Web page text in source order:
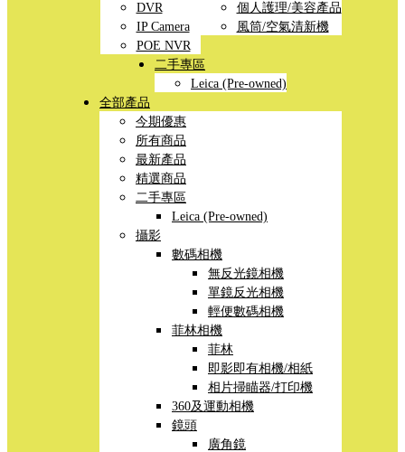
DVR
IP Camera
POE NVR
個人護理/美容產品
風筒/空氣清新機
二手專區
Leica (Pre-owned)
全部產品
今期優惠
所有商品
最新產品
精選商品
二手專區
Leica (Pre-owned)
攝影
數碼相機
無反光鏡相機
單鏡反光相機
輕便數碼相機
菲林相機
菲林
即影即有相機/相紙
相片掃瞄器/打印機
360及運動相機
鏡頭
廣角鏡